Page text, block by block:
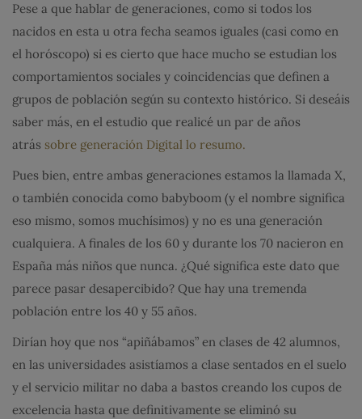
Pese a que hablar de generaciones, como si todos los
nacidos en esta u otra fecha seamos iguales (casi como en
el horóscopo) si es cierto que hace mucho se estudian los
comportamientos sociales y coincidencias que definen a
grupos de población según su contexto histórico. Si deseáis
saber más, en el estudio que realicé un par de años
atrás sobre generación Digital lo resumo.
Pues bien, entre ambas generaciones estamos la llamada X,
o también conocida como babyboom (y el nombre significa
eso mismo, somos muchísimos) y no es una generación
cualquiera. A finales de los 60 y durante los 70 nacieron en
España más niños que nunca. ¿Qué significa este dato que
parece pasar desapercibido? Que hay una tremenda
población entre los 40 y 55 años.
Dirían hoy que nos “apiñábamos” en clases de 42 alumnos,
en las universidades asistíamos a clase sentados en el suelo
y el servicio militar no daba a bastos creando los cupos de
excelencia hasta que definitivamente se eliminó su